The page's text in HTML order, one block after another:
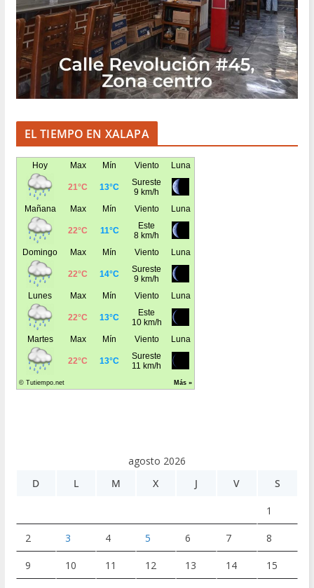
EL TIEMPO EN XALAPA
agosto 2026
D
L M X J V S
1
2 3 4 5 6 7 8
9 10 11 12 13 14 15